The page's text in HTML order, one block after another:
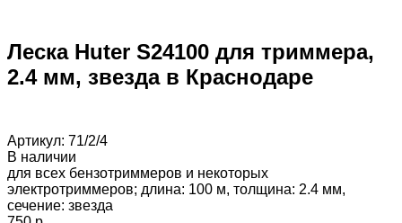
Леска Huter S24100 для триммера,
2.4 мм, звезда в Краснодаре
Артикул: 71/2/4
В наличии
для всех бензотриммеров и некоторых
электротриммеров; длина: 100 м, толщина: 2.4 мм,
сечение: звезда